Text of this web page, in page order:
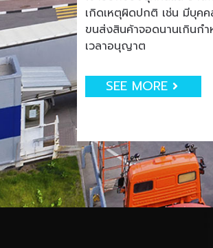
เกิดเหตุผิดปกติ เช่น มีบุคค
ขนส่งสินค้าจอดนานเกินก
เวลาอนุญาต
SEE MORE